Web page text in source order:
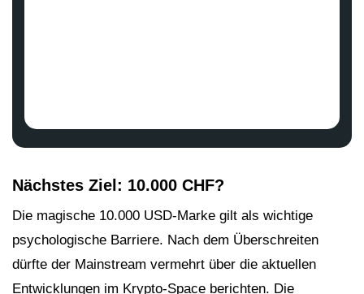
Nächstes Ziel: 10.000 CHF?
Die magische 10.000 USD-Marke gilt als wichtige
psychologische Barriere. Nach dem Überschreiten
dürfte der Mainstream vermehrt über die aktuellen
Entwicklungen im Krypto-Space berichten. Die